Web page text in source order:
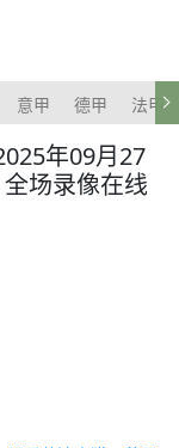
意甲 德甲 法甲
年09月27
场录像在线